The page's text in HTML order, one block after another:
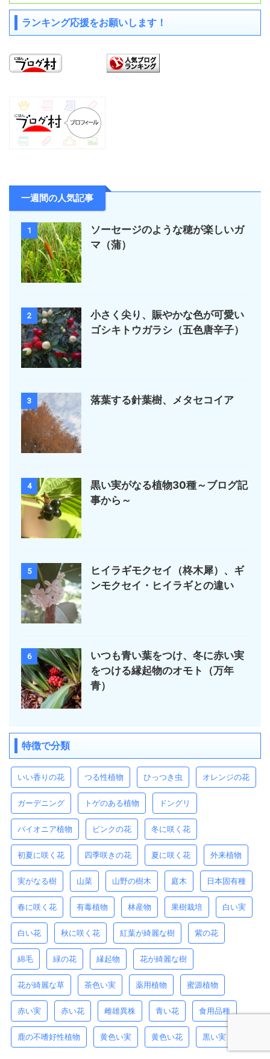
ランキング応援をお願いします！
一週間の人気記事
1
ソーセージのような穂が楽しいガ
マ（蒲）
2
小さく尖り、賑やかな色が可愛い
ゴシキトウガラシ（五色唐辛子）
3 落葉する針葉樹、メタセコイア
4
黒い実がなる植物30種～ブログ記
事から～
5
ヒイラギモクセイ（柊木犀）、ギ
ンモクセイ・ヒイラギとの違い
6
いつも青い葉をつけ、冬に赤い実
をつける縁起物のオモト（万年
青）
特徴で分類
いい香りの花 つる性植物 ひっつき虫 オレンジの花
ガーデニング トゲのある植物 ドングリ
パイオニア植物 ピンクの花 冬に咲く花
初夏に咲く花 四季咲きの花 夏に咲く花 外来植物
実がなる樹 山菜 山野の樹木 庭木 日本固有種
春に咲く花 有毒植物 林産物 果樹栽培 白い実
白い花 秋に咲く花 紅葉が綺麗な樹 紫の花
綿毛 緑の花 縁起物 花が綺麗な樹
花が綺麗な草 茶色い実 薬用植物 蜜源植物
赤い実 赤い花 雌雄異株 青い花 食用品種
鹿の不嗜好性植物 黄色い実 黄色い花 黒い実